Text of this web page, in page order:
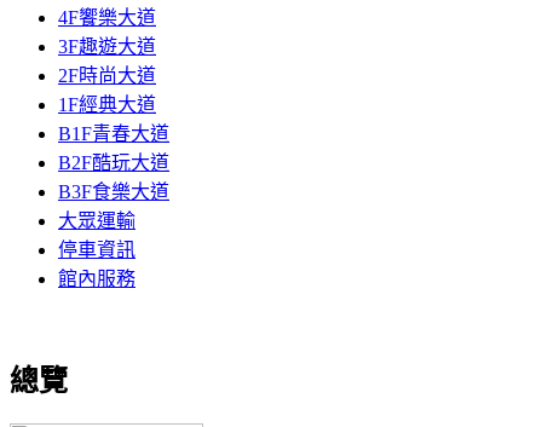
4F饗樂大道
3F趣遊大道
2F時尚大道
1F經典大道
B1F青春大道
B2F酷玩大道
B3F食樂大道
大眾運輸
停車資訊
館內服務
總覽